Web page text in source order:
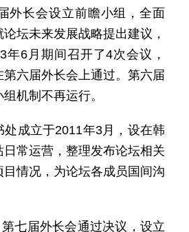
外长会设立前瞻小组，全面
坛未来发展战略提出建议，
年6月期间召开了4次会议，
六届外长会上通过。第六届
机制不再运行。
处成立于2011年3月，设在韩
日常运营，整理发布论坛相关
情况，为论坛各成员国间沟
七届外长会通过决议，设立